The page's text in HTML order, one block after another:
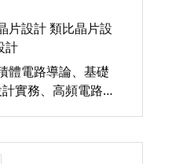
片設計 類比晶片設
計
體電路導論、基礎
實務、高頻電路設